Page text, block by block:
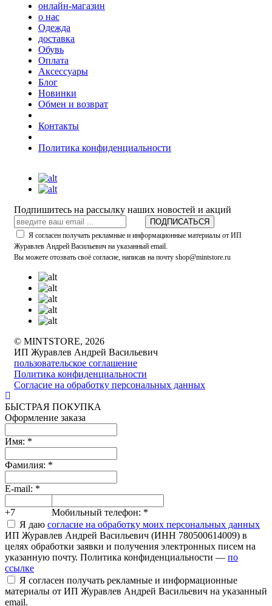
онлайн-магазин
о нас
Одежда
доставка
Обувь
Оплата
Аксессуары
Блог
Новинки
Обмен и возврат
Контакты
Политика конфиденциальности
Подпишитесь на рассылку наших новостей и акций
ПОДПИСАТЬСЯ
Я согласен получать рекламные и информационные материалы от ИП
Журавлев Андрей Васильевич на указанный email.
Вы можете отозвать своё согласие, написав на почту shop@mintstore.ru
© MINTSTORE, 2026
ИП Журавлев Андрей Васильевич
пользовательское соглашение
Политика конфиденциальности
Согласие на обработку персональных данных
БЫСТРАЯ ПОКУПКА
Оформление заказа
Имя: *
Фамилия: *
E-mail: *
+7 Мобильный телефон: *
Я даю согласие на обработку моих персональных данных
ИП Журавлев Андрей Васильевич (ИНН 780500614009) в
целях обработки заявки и получения электронных писем на
указанную почту. Политика конфиденциальности — по
ссылке
Я согласен получать рекламные и информационные
материалы от ИП Журавлев Андрей Васильевич на указанный
email.